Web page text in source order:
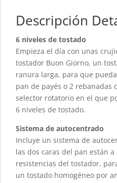
Descripción
6 niveles de tostado
Empieza el día con unas
tostador Buon Giorno, un
ranura larga, para que
pan de payés o 2 rebanadas
selector rotatorio en el que
6 niveles de tostado.
Sistema de autocentrado
Incluye un sistema de
las dos caras del pan están
resistencias del tostador,
un tostado homogéneo por